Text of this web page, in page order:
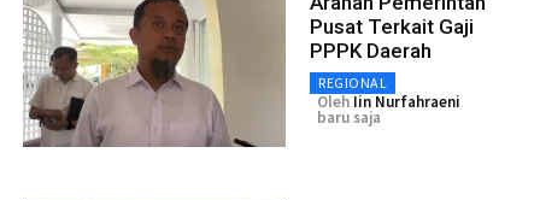
Pusat Terkait Gaji
PPPK Daerah
REGIONAL
Oleh Iin Nurfahraeni
baru saja